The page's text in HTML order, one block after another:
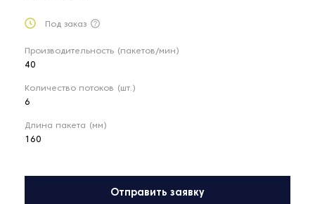
Под заказ
Производительность (пакетов/мин)
40
Количество потоков (шт.)
6
Длина пакета (мм)
160
Отправить заявку